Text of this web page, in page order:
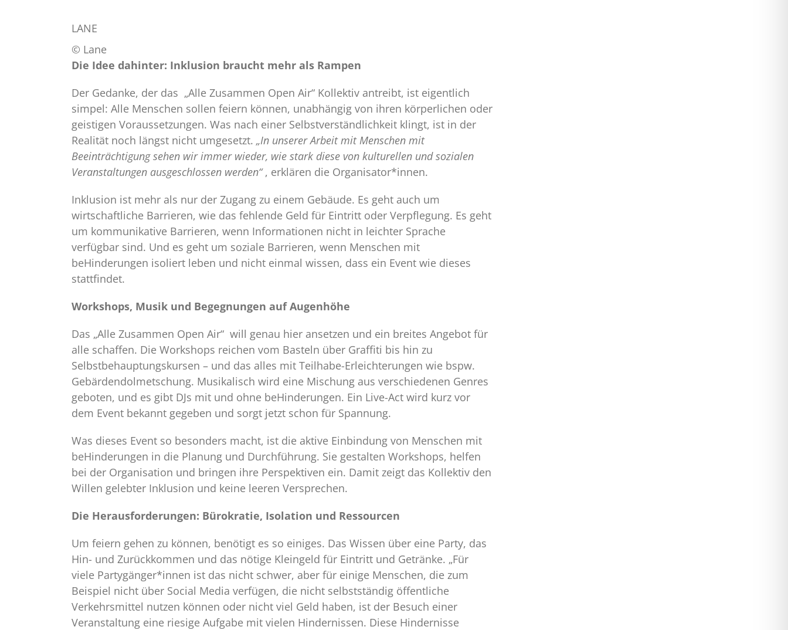
LANE
© Lane
Die Idee dahinter: Inklusion braucht mehr als Rampen
Der Gedanke, der das „Alle Zusammen Open Air“ Kollektiv antreibt, ist eigentlich
simpel: Alle Menschen sollen feiern können, unabhängig von ihren körperlichen oder
geistigen Voraussetzungen. Was nach einer Selbstverständlichkeit klingt, ist in der
Realität noch längst nicht umgesetzt. „In unserer Arbeit mit Menschen mit
Beeinträchtigung sehen wir immer wieder, wie stark diese von kulturellen und sozialen
Veranstaltungen ausgeschlossen werden“, erklären die Organisator*innen.
Inklusion ist mehr als nur der Zugang zu einem Gebäude. Es geht auch um
wirtschaftliche Barrieren, wie das fehlende Geld für Eintritt oder Verpflegung. Es geht
um kommunikative Barrieren, wenn Informationen nicht in leichter Sprache
verfügbar sind. Und es geht um soziale Barrieren, wenn Menschen mit
beHinderungen isoliert leben und nicht einmal wissen, dass ein Event wie dieses
stattfindet.
Workshops, Musik und Begegnungen auf Augenhöhe
Das „Alle Zusammen Open Air“ will genau hier ansetzen und ein breites Angebot für
alle schaffen. Die Workshops reichen vom Basteln über Graffiti bis hin zu
Selbstbehauptungskursen – und das alles mit Teilhabe-Erleichterungen wie bspw.
Gebärdendolmetschung. Musikalisch wird eine Mischung aus verschiedenen Genres
geboten, und es gibt DJs mit und ohne beHinderungen. Ein Live-Act wird kurz vor
dem Event bekannt gegeben und sorgt jetzt schon für Spannung.
Was dieses Event so besonders macht, ist die aktive Einbindung von Menschen mit
beHinderungen in die Planung und Durchführung. Sie gestalten Workshops, helfen
bei der Organisation und bringen ihre Perspektiven ein. Damit zeigt das Kollektiv den
Willen gelebter Inklusion und keine leeren Versprechen.
Die Herausforderungen: Bürokratie, Isolation und Ressourcen
Um feiern gehen zu können, benötigt es so einiges. Das Wissen über eine Party, das
Hin- und Zurückkommen und das nötige Kleingeld für Eintritt und Getränke. „Für
viele Partygänger*innen ist das nicht schwer, aber für einige Menschen, die zum
Beispiel nicht über Social Media verfügen, die nicht selbstständig öffentliche
Verkehrsmittel nutzen können oder nicht viel Geld haben, ist der Besuch einer
Veranstaltung eine riesige Aufgabe mit vielen Hindernissen. Diese Hindernisse